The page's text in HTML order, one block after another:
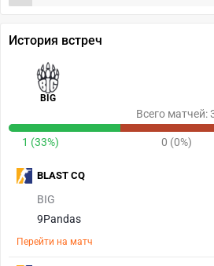
История встреч
BIG
Всего матчей:
1 (33%) 0 (0%)
BIG
9Pandas
Перейти на матч
BLAST CQ